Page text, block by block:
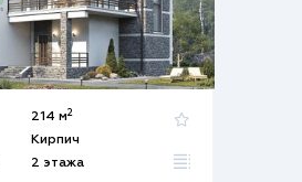
214 м2
Кирпич
2 этажа